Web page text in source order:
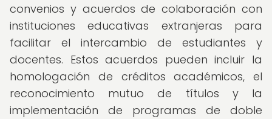
convenios y acuerdos de colaboración con
instituciones educativas extranjeras para
facilitar el intercambio de estudiantes y
docentes. Estos acuerdos pueden incluir la
homologación de créditos académicos, el
reconocimiento mutuo de títulos y la
implementación de programas de doble